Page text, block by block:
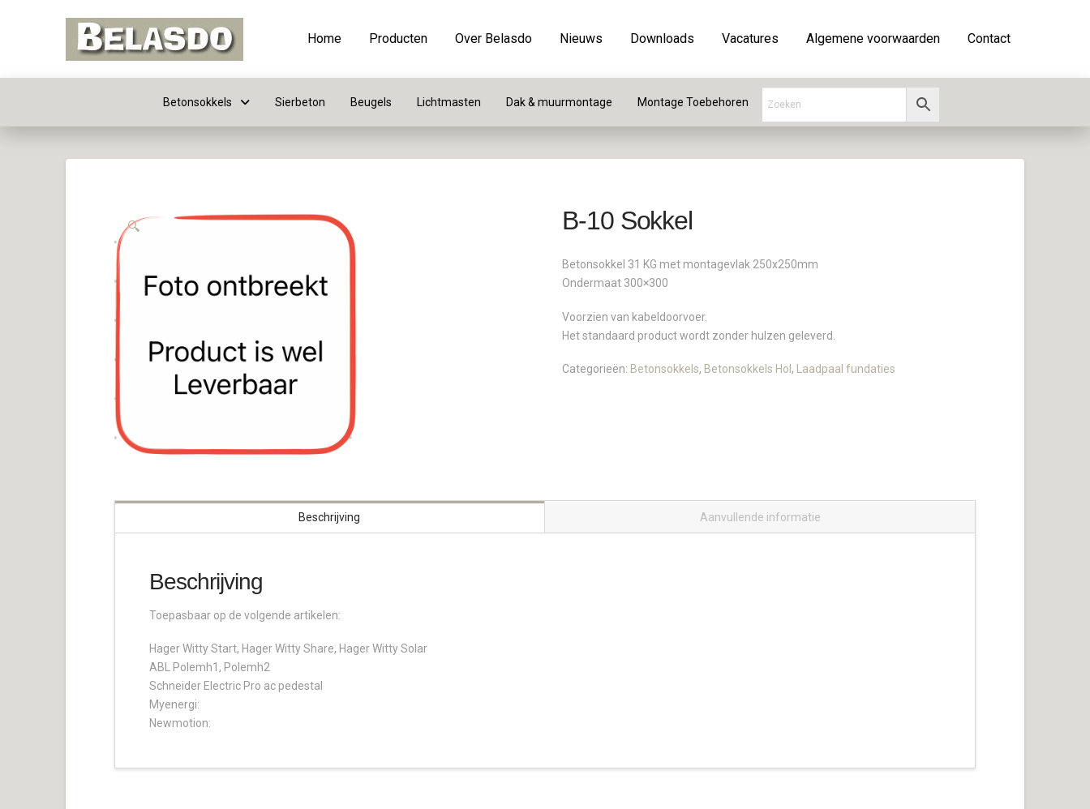
Home Producten Over Belasdo Nieuws Downloads Vacatures Algemene voorwaarden Contact
Betonsokkels Sierbeton Beugels Lichtmasten Dak & muurmontage Montage Toebehoren
🔍 B-10 Sokkel
Betonsokkel 31 KG met montagevlak 250x250mm
Ondermaat 300×300
Voorzien van kabeldoorvoer.
Het standaard product wordt zonder hulzen geleverd.
Categorieën: Betonsokkels, Betonsokkels Hol , Laadpaal fundaties
Beschrijving Aanvullende informatie
Beschrijving
Toepasbaar op de volgende artikelen:
Hager Witty Start, Hager Witty Share, Hager Witty Solar
ABL Polemh1, Polemh2
Schneider Electric Pro ac pedestal
Myenergi:
Newmotion: